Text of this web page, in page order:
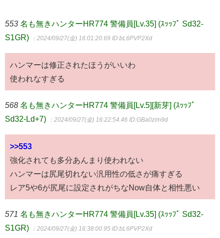
553 名も無きハンターHR774 警備員[Lv.35] (ｽｯｯﾌﾟ Sd32-
S1GR)
：2024/09/27(金) 16:01:20.69 ID:bL6PVP2Xd
ハンマーは修正されたほうがいいわ
使われなすぎる
568 名も無きハンターHR774 警備員[Lv.5][新芽] (ｽｯｯﾌﾟ
Sd32-Ld+7)
：2024/09/27(金) 16:22:54.46 ID:GBa0zim9d
>>553
強化されても多分あんまり使われない
ハンマーは尻尾切れない汎用性の低さが痛すぎる
レア5や6が尻尾に設定されがちなNow自体と相性悪い
571 名も無きハンターHR774 警備員[Lv.35] (ｽｯｯﾌﾟ Sd32-
S1GR)
：2024/09/27(金) 16:38:00.95 ID:bL6PVP2Xd